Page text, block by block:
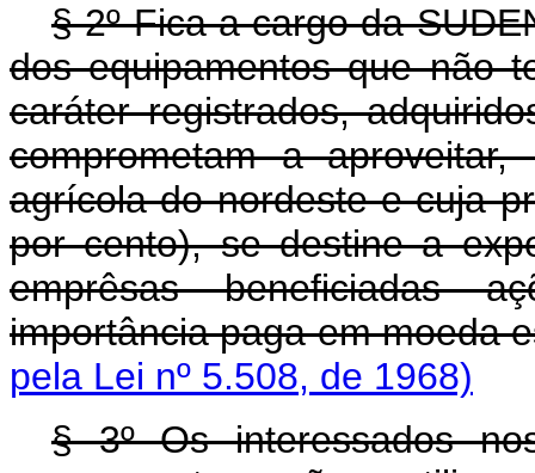
§ 2º Fica a cargo da
dos equipamentos que não
caráter registrados,
comprometam a
agrícola do nordeste e cuja
por cento), se destine a
emprêsas beneficiadas
importância paga em moeda
pela Lei nº 5.508, de 1968)
§ 3º Os interessados